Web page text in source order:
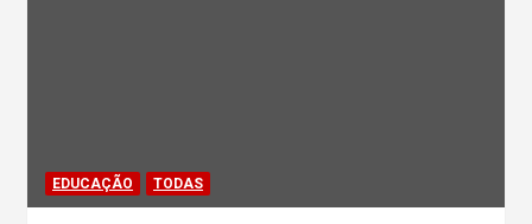
EDUCAÇÃO TODAS